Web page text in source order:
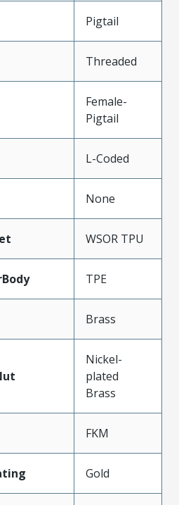
Pigtail
Threaded
Female-
Pigtail
L-Coded
None
WSOR TPU
TPE
Brass
Nickel-
plated
Brass
FKM
Gold